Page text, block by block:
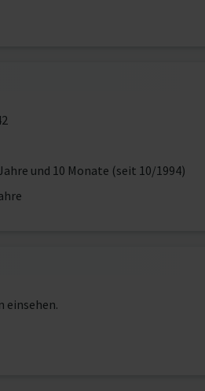
und 10 Monate (seit 10/1994)
einsehen.